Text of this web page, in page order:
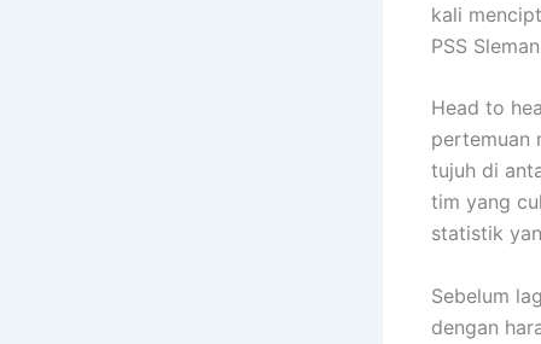
kali
PSS
Head to
pertemuan
tujuh di
tim yang
statistik
Sebelum
dengan